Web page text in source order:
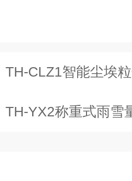
TH-CLZ1智能尘埃
TH-YX2称重式雨雪